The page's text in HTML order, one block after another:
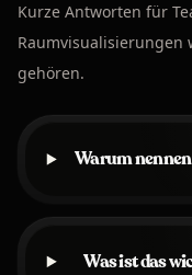
Kurze Antworten für
Raumvisualisierungen
gehören.
Warum
Was ist das